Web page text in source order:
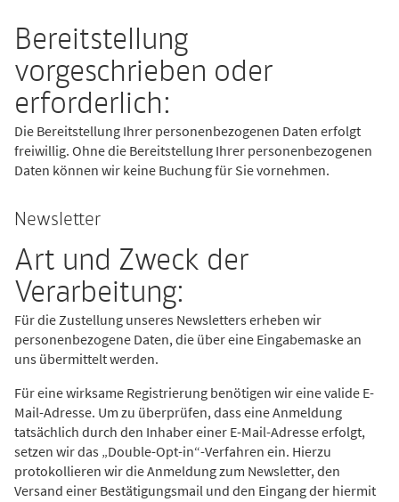
Bereitstellung
vorgeschrieben oder
erforderlich:
Die Bereitstellung Ihrer personenbezogenen Daten erfolgt
freiwillig. Ohne die Bereitstellung Ihrer personenbezogenen
Daten können wir keine Buchung für Sie vornehmen.
Newsletter
Art und Zweck der
Verarbeitung:
Für die Zustellung unseres Newsletters erheben wir
personenbezogene Daten, die über eine Eingabemaske an
uns übermittelt werden.
Für eine wirksame Registrierung benötigen wir eine valide E-
Mail-Adresse. Um zu überprüfen, dass eine Anmeldung
tatsächlich durch den Inhaber einer E-Mail-Adresse erfolgt,
setzen wir das „Double-Opt-in“-Verfahren ein. Hierzu
protokollieren wir die Anmeldung zum Newsletter, den
Versand einer Bestätigungsmail und den Eingang der hiermit